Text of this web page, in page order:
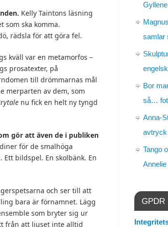
Kelly Taintons läsning
som ska komma.
rädsla för att göra fel.
kväll var en metamorfos –
prosatexter, på
till drömmarnas mål
merparten av dem, som
nu fick en helt ny tyngd
gör att även de i publiken
för de smalhöga
bildspel. En skolbänk. En
och ser till att
bara är förnamnet. Lägg
som bryter sig ur
från att ljuset inte alltid
samlar
Bor
så…
Anna-
Tango
GPDR